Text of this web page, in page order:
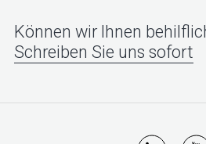
Können wir Ihnen
Schreiben Sie uns sofort